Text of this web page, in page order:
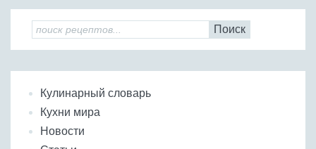
Поиск
Кулинарный словарь
Кухни мира
Новости